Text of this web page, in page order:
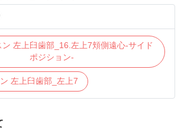
ン 左上臼歯部_16.左上7頬側遠心-サイド
ポジション-
左上臼歯部_左上7